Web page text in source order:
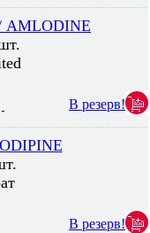
В резерв!
В резерв!